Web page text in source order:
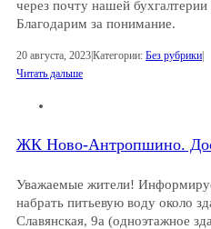
через почту нашей
Благодарим за понимание.
20 августа, 2023Категории: Без рубрики
Читать дальше
ЖК Ново-Антропшино.
Уважаемые жители!
набрать питьевую воду около
Славянская, 9а (одноэтажное